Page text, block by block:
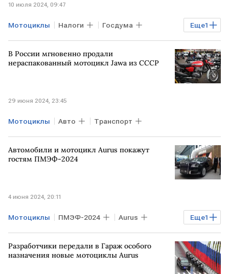
10 июля 2024, 09:47
Еще1
Мотоциклы Налоги Госдума
акциз Авто
В России мгновенно продали
нераспакованный мотоцикл Jawa из СССР
29 июня 2024, 23:45
Мотоциклы Авто Транспорт
Автомобили и мотоцикл Aurus покажут
гостям ПМЭФ-2024
4 июня 2024, 20:11
Еще1
Мотоциклы ПМЭФ-2024 Aurus
Авто
Разработчики передали в Гараж особого
назначения новые мотоциклы Aurus